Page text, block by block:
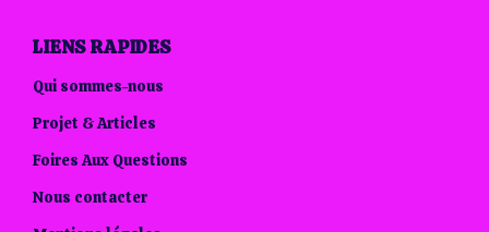
LIENS RAPIDES
Qui sommes-nous
Projet & Articles
Foires Aux Questions
Nous contacter